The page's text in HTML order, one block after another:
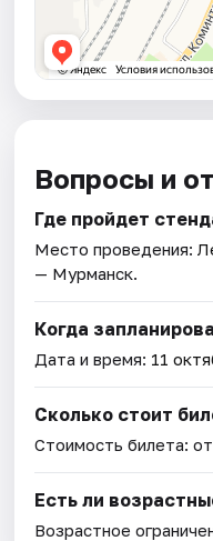
Вопросы и
Где пройдет
Место проведения:
— Мурманск.
Когда
Дата и время: 11
Сколько стоит
Стоимость билета:
Есть ли
Возрастное